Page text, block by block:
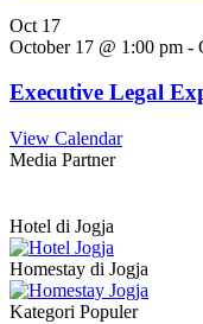
Oct 17
October 17 @ 1:00 pm -
Executive Legal
View Calendar
Media Partner
Hotel di Jogja
Homestay di Jogja
Kategori Populer